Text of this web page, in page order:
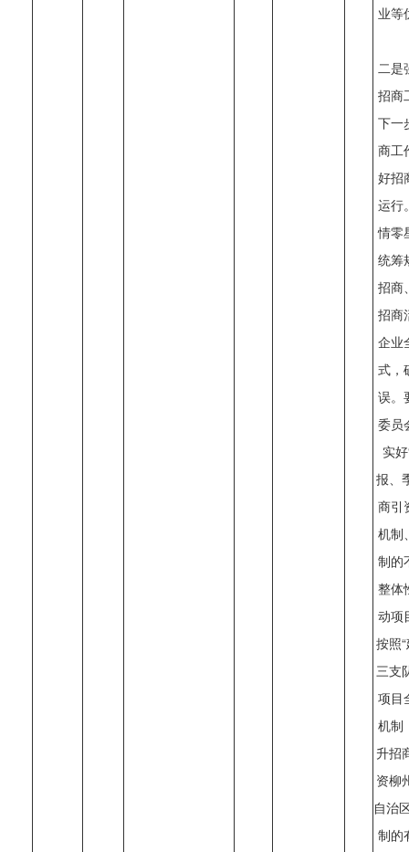
业等
二是
招商
下一
商工
好招
运行
情零
统筹
招商
招商
企业
式，
误。
委员
实
报、
商引
机制
制的
整体
动项
按照
三支
项目
机制
升招
资柳
自治
制的